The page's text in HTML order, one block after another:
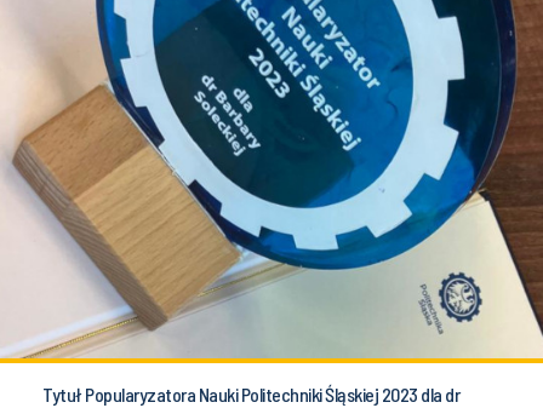
Tytuł Popularyzatora Nauki Politechniki Śląskiej 2023 dla dr